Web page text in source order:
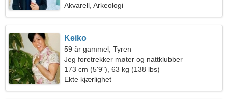
Akvarell, Arkeologi
Keiko
59 år gammel, Tyren
Jeg foretrekker møter og nattklubber
173 cm (5'9"), 63 kg (138 lbs)
Ekte kjærlighet